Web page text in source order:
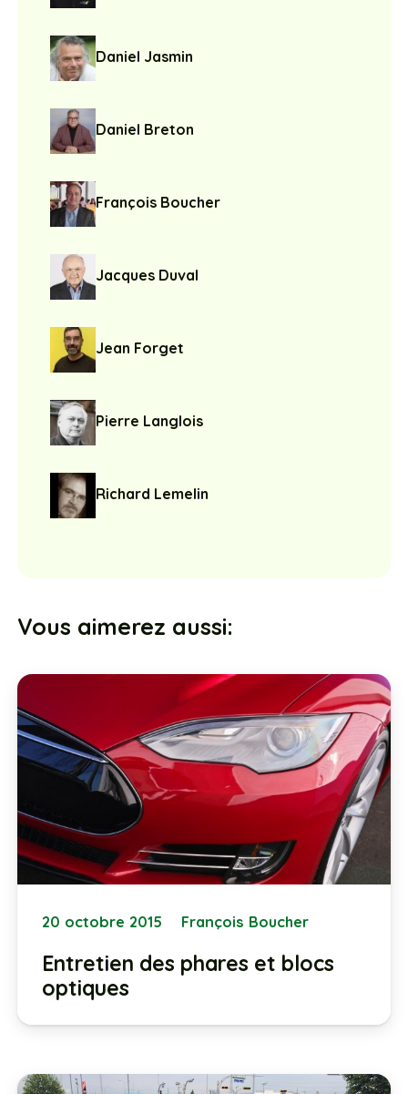
Daniel Jasmin
Daniel Breton
François Boucher
Jacques Duval
Jean Forget
Pierre Langlois
Richard Lemelin
Vous aimerez aussi:
20 octobre 2015 François Boucher
Entretien des phares et blocs
optiques